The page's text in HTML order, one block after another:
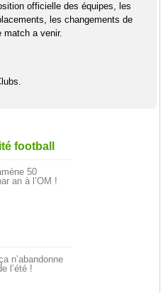
officielle des équipes, les
les changements de
match a venir.
football
50
an à l’OM !
n’abandonne
l’été !